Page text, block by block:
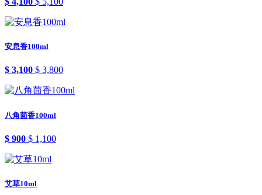
安息香100ml
$ 3,100 $ 3,800
八角茴香100ml
$ 900 $ 1,100
艾草10ml